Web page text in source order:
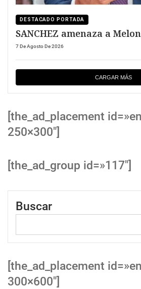
DESTACADO PORTADA
SANCHEZ amenaza a
7 De Agosto De 2026
CARGAR MÁS
[the_ad_placement
250×300″]
[the_ad_group id=»117″]
Buscar
[the_ad_placement
300×600″]